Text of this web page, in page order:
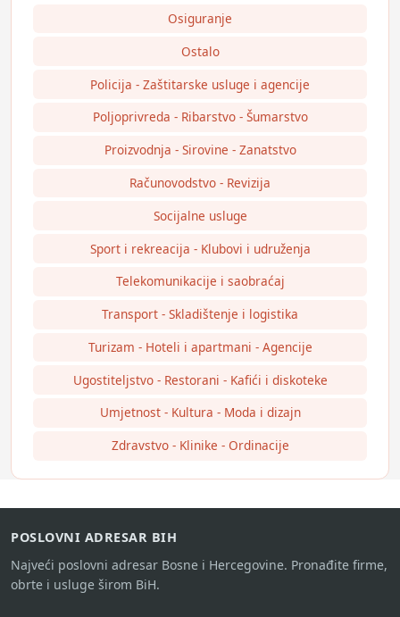
Osiguranje
Ostalo
Policija - Zaštitarske usluge i agencije
Poljoprivreda - Ribarstvo - Šumarstvo
Proizvodnja - Sirovine - Zanatstvo
Računovodstvo - Revizija
Socijalne usluge
Sport i rekreacija - Klubovi i udruženja
Telekomunikacije i saobraćaj
Transport - Skladištenje i logistika
Turizam - Hoteli i apartmani - Agencije
Ugostiteljstvo - Restorani - Kafići i diskoteke
Umjetnost - Kultura - Moda i dizajn
Zdravstvo - Klinike - Ordinacije
POSLOVNI ADRESAR BIH
Najveći poslovni adresar Bosne i Hercegovine. Pronađite firme,
obrte i usluge širom BiH.